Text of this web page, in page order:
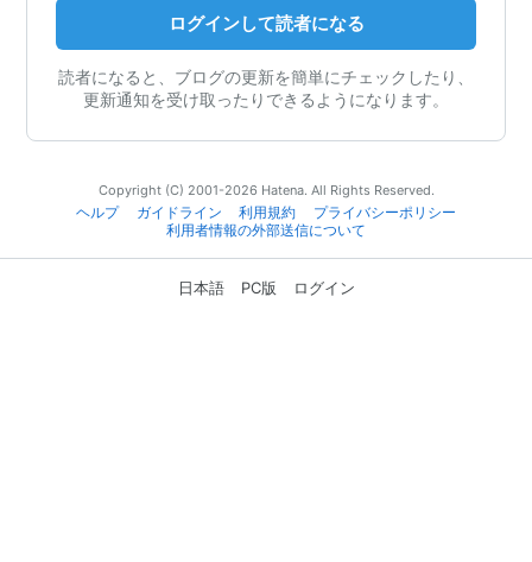
ログインして読者になる
読者になると、ブログの更新を簡単にチェックしたり、
更新通知を受け取ったりできるようになります。
Copyright (C) 2001-2026 Hatena. All Rights Reserved.
ヘルプ
ガイドライン 利用規約
プライバシーポリシー
利用者情報の外部送信について
日本語 PC版 ログイン